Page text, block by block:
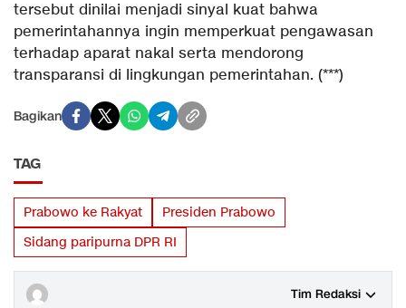
tersebut dinilai menjadi sinyal kuat bahwa
pemerintahannya ingin memperkuat pengawasan
terhadap aparat nakal serta mendorong
transparansi di lingkungan pemerintahan. (***)
Bagikan
TAG
Prabowo ke Rakyat
Presiden Prabowo
Sidang paripurna DPR RI
Tim Redaksi